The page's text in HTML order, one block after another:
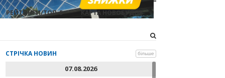
РЕЙТИНГИ/ТОП-5 КАРТА НОВОБУДОВ
СТРІЧКА НОВИН більше
07.08.2026